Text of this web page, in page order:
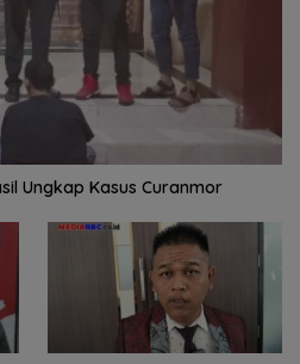
Ungkap Kasus Curanmor